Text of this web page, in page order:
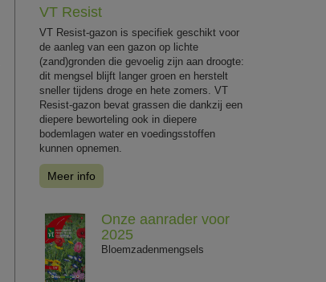
VT Resist
VT Resist-gazon is specifiek geschikt voor
de aanleg van een gazon op lichte
(zand)gronden die gevoelig zijn aan droogte:
dit mengsel blijft langer groen en herstelt
sneller tijdens droge en hete zomers. VT
Resist-gazon bevat grassen die dankzij een
diepere beworteling ook in diepere
bodemlagen water en voedingsstoffen
kunnen opnemen.
Meer info
Onze aanrader voor
2025
Bloemzadenmengsels